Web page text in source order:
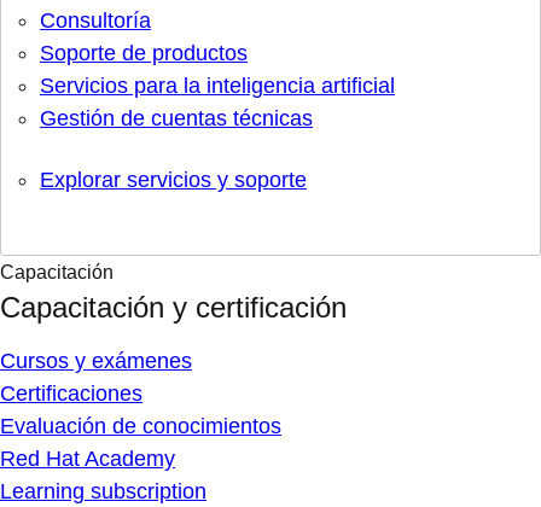
Consultoría
Soporte de productos
Servicios para la inteligencia artificial
Gestión de cuentas técnicas
Explorar servicios y soporte
Capacitación
Capacitación y certificación
Cursos y exámenes
Certificaciones
Evaluación de conocimientos
Red Hat Academy
Learning subscription